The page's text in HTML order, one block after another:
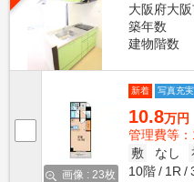
大阪府大
築年数
建物階数
画像 : 23枚
新着 写真充実
10.8万円
管理費等
敷
なし
10階
1R